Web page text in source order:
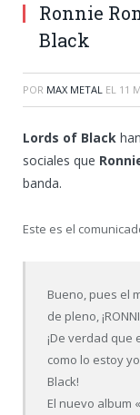
Ronnie
Black
POR MAX METAL EL 11
Lords of Black
sociales que
banda.
Este es el
Bueno, pues el
de pleno,
¡De verdad
como lo estoy
Black!
El nuevo album